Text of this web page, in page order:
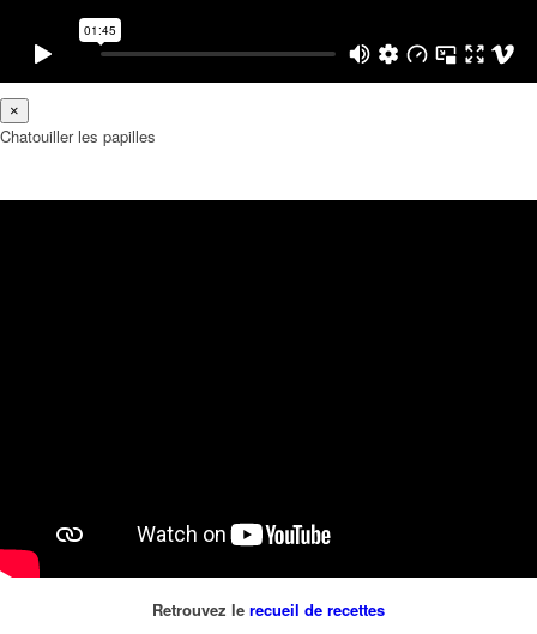
×
Chatouiller les papilles
Retrouvez le recueil de recettes